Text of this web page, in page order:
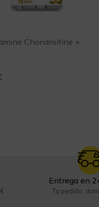
Chondroitine +
Entrega en
Tu pedido,